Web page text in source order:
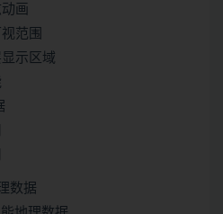
画
范围
示区域
数据